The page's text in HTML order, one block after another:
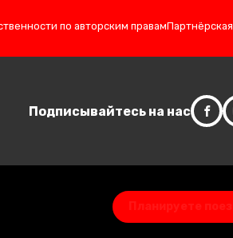
по авторским правам
Подписывайтесь на нас